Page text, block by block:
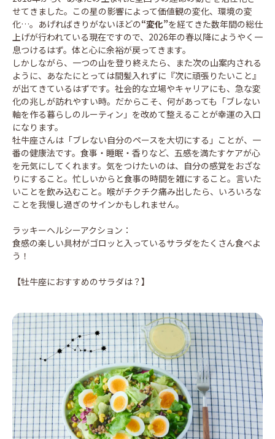
せてきました。この星の影響によって価値観の変化、環境の変
化…。あげればきりがないほどの“変化”を経てきた数年間の総仕
上げが行われている現在ですので、2026年の春以降にようやく一
息つけるはず。体と心に余裕が戻ってきます。
しかしながら、一つの山を登り終えたら、また次の山案内される
ように、あなたにとっては間髪入れずに『次に頑張りたいこと』
が出てきているはずです。社会的な立場やキャリアにも、急な変
化の兆しが訪れやすい時。だからこそ、何があっても「ブレない
軸を作る暮らしのルーティン」を改めて整えることが幸運の入口
になります。
牡牛座さんは「ブレない自分のペースを大切にする」ことが、一
番の健康法です。食事・睡眠・香りなど、五感を満たすケアが心
を元気にしてくれます。気をつけたいのは、自分の感覚をおざな
りにすること。忙しいからと食事の時間を雑にすること。言いた
いことを飲み込むこと。喉がチクチク痛み出したら、いろいろな
ことを我慢し過ぎのサインかもしれません。
ラッキーヘルシーアクション：
食感の楽しい具材がゴロッと入っているサラダをたくさん食べよ
う！
【牡牛座におすすめのサラダは？】